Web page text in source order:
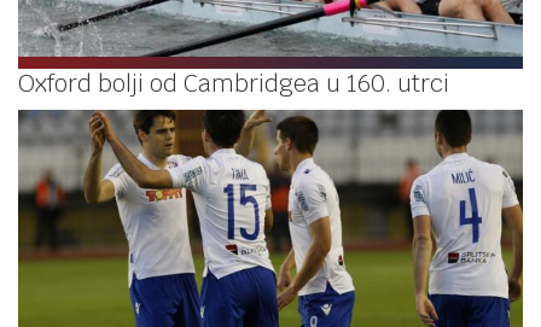
Oxford bolji od Cambridgea u 160. utrci